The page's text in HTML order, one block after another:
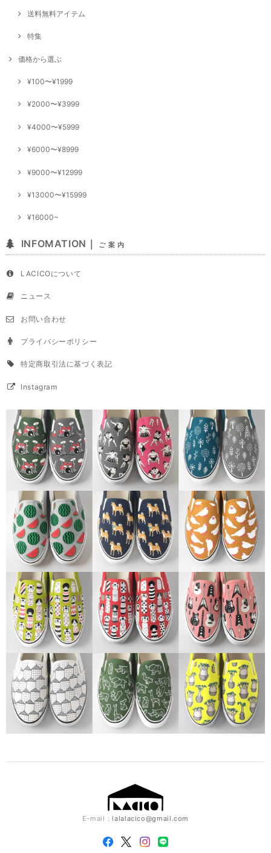
送料無料アイテム
特集
価格から選ぶ
¥100〜¥1999
¥2000〜¥3999
¥4000〜¥5999
¥6000〜¥8999
¥9000〜¥12999
¥13000〜¥15999
¥16000~
INFOMATION｜ ご 案 内
LACICOについて
ニュース
お問い合わせ
プライバシーポリシー
特定商取引法に基づく表記
Instagram
E-mail：lalalacico@gmail.com